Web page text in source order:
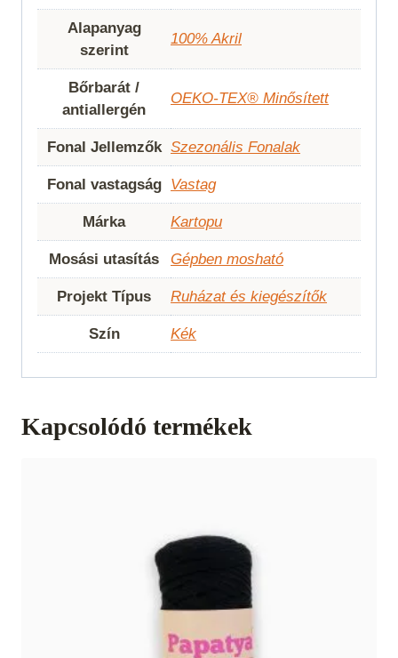
Alapanyag
szerint
100% Akril
Bőrbarát /
antiallergén
OEKO-TEX® Minősített
Fonal Jellemzők Szezonális Fonalak
Fonal vastagság Vastag
Márka Kartopu
Mosási utasítás Gépben mosható
Projekt Típus Ruházat és kiegészítők
Szín Kék
Kapcsolódó termékek